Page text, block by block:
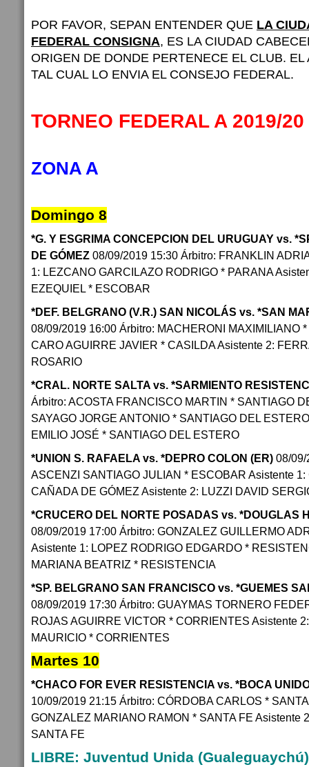
POR FAVOR, SEPAN ENTENDER QUE LA
FEDERAL CONSIGNA, ES LA CIUDAD
ORIGEN DE DONDE PERTENECE EL CLUB.
TAL CUAL LO ENVIA EL CONSEJO FEDERAL.
TORNEO FEDERAL A 2019/
ZONA A
Domingo 8
*G. Y ESGRIMA CONCEPCION DEL URUGUAY vs.
DE GÓMEZ 08/09/2019 15:30 Árbitro: FRANKLIN
1: LEZCANO GARCILAZO RODRIGO * PARANA
EZEQUIEL * ESCOBAR
*DEF. BELGRANO (V.R.) SAN NICOLÁS vs. *SAN
08/09/2019 16:00 Árbitro: MACHERONI MAXIMILIANO
CARO AGUIRRE JAVIER * CASILDA Asistente 2:
ROSARIO
*CRAL. NORTE SALTA vs. *SARMIENTO
Árbitro: ACOSTA FRANCISCO MARTIN * SANTIAGO
SAYAGO JORGE ANTONIO * SANTIAGO DEL
EMILIO JOSÉ * SANTIAGO DEL ESTERO
*UNION S. RAFAELA vs. *DEPRO COLON (ER) 08/09/
ASCENZI SANTIAGO JULIAN * ESCOBAR Asistente 1:
CAÑADA DE GÓMEZ Asistente 2: LUZZI DAVID
*CRUCERO DEL NORTE POSADAS vs. *DOUGLAS
08/09/2019 17:00 Árbitro: GONZALEZ GUILLERMO
Asistente 1: LOPEZ RODRIGO EDGARDO *
MARIANA BEATRIZ * RESISTENCIA
*SP. BELGRANO SAN FRANCISCO vs. *GUEMES
08/09/2019 17:30 Árbitro: GUAYMAS TORNERO
ROJAS AGUIRRE VICTOR * CORRIENTES Asistente
MAURICIO * CORRIENTES
Martes 10
*CHACO FOR EVER RESISTENCIA vs. *BOCA
10/09/2019 21:15 Árbitro: CÓRDOBA CARLOS *
GONZALEZ MARIANO RAMON * SANTA FE Asistente
SANTA FE
LIBRE: Juventud Unida